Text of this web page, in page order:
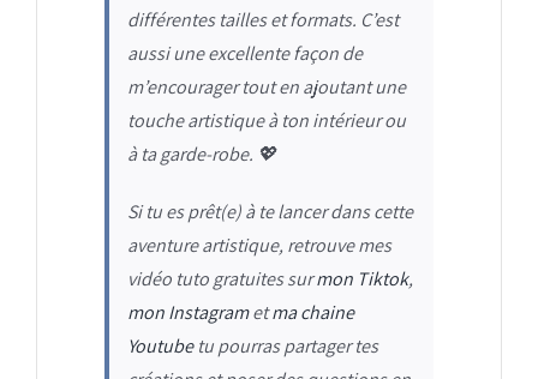
différentes tailles et formats. C’est
aussi une excellente façon de
m’encourager tout en ajoutant une
touche artistique à ton intérieur ou
à ta garde-robe. 💖
Si tu es prêt(e) à te lancer dans cette
aventure artistique, retrouve mes
vidéo tuto gratuites surmon Tiktok,
mon Instagrametma chaine
Youtubetu pourras partager tes